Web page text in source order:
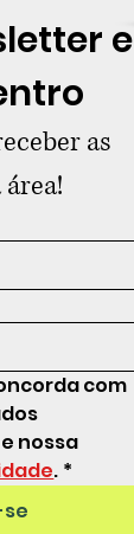
e
as
com
. *